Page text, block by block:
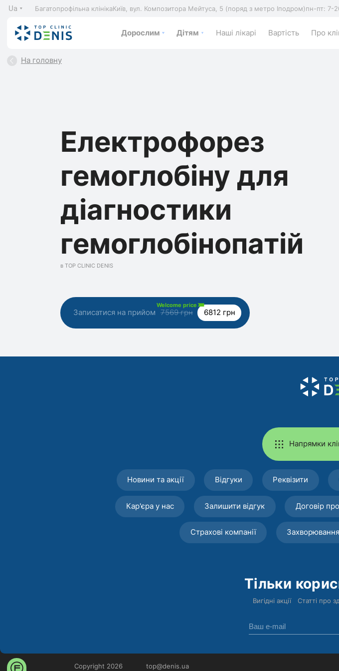
Ua Багатопрофільна клінікаКиїв, вул. Композитора Мейтуса, 5 (поряд з метро Іподром)пн-пт: 7-
Дорослим Дітям Наші лікарі Вартість Про
На головну
Електрофорез
гемоглобіну для
діагностики
гемоглобінопатій
в TOP CLINIC DENIS
Записатися на прийом
Welcome price
7569 грн 6812 грн
Напрямки
Новини та акції Відгуки Реквізити
Кар'єра у нас Залишити відгук Договір
Страхові компанії Захворювання
Тільки
Вигідні акції Статті про
Copyright 2026 top@denis.ua